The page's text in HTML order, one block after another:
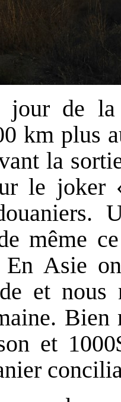
de la
km plus
la
le
même
En Asie
et
et